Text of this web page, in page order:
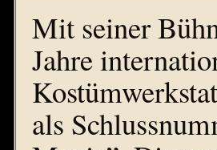
Mit seiner
Jahre
als